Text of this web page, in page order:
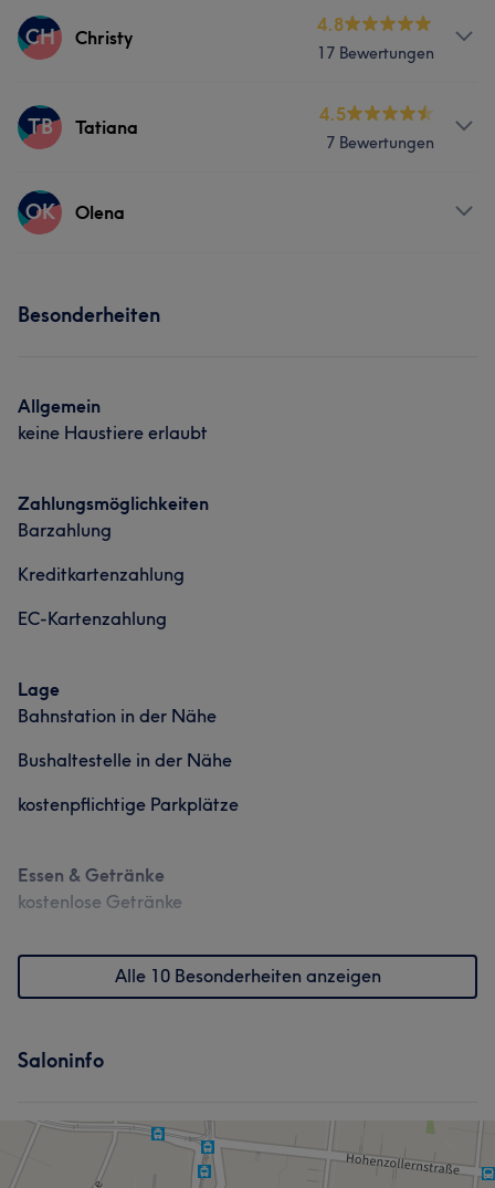
Services
CH Christy
4.8
17 Bewertungen
Services
TB Tatiana
4.5
7 Bewertungen
Services
OK Olena
Besonderheiten
Allgemein
keine Haustiere erlaubt
Zahlungsmöglichkeiten
Barzahlung
Kreditkartenzahlung
EC-Kartenzahlung
Lage
Bahnstation in der Nähe
Bushaltestelle in der Nähe
kostenpflichtige Parkplätze
Essen & Getränke
kostenlose Getränke
Alle 10 Besonderheiten anzeigen
Saloninfo